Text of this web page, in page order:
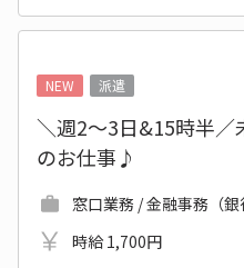
NEW
派遣
＼週2～3日&15時半／
のお仕事♪
窓口業務 / 金融事務（
時給 1,700円